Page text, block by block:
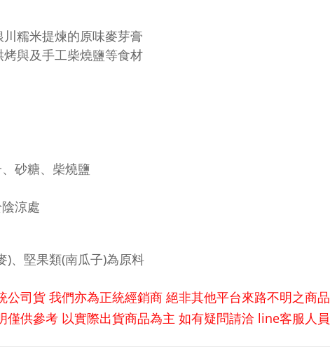
糯米提煉的原味麥芽膏
與及手工柴燒鹽等食材
砂糖、柴燒鹽
涼處
)、堅果類(南瓜子)為原料
司貨 我們亦為正統經銷商 絕非其他平台來路不明之商品
供參考 以實際出貨商品為主 如有疑問請洽 line客服人員